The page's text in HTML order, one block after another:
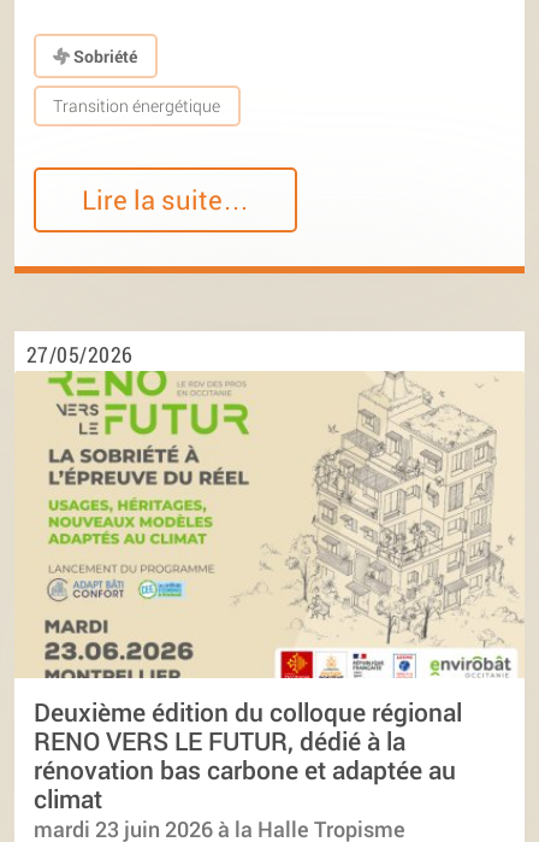
Sobriété
Transition énergétique
Lire la suite…
27/05/2026
Deuxième édition du colloque régional
RENO VERS LE FUTUR, dédié à la
rénovation bas carbone et adaptée au
climat
mardi 23 juin 2026 à la Halle Tropisme